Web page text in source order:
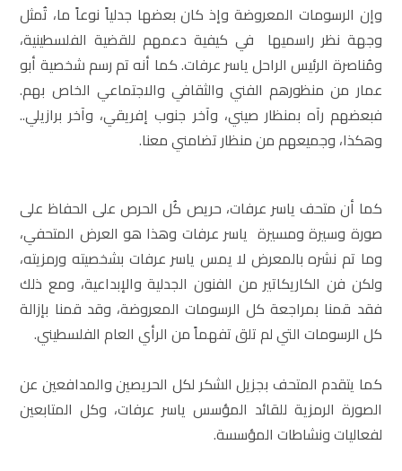
وإن الرسومات المعروضة وإذ كان بعضها جدلياً نوعاً ما، تُمثل
وجهة نظر راسميها في كيفية دعمهم للقضية الفلسطينية،
ومُناصرة الرئيس الراحل ياسر عرفات. كما أنه تم رسم شخصية أبو
عمار من منظورهم الفني والثقافي والاجتماعي الخاص بهم.
فبعضهم رآه بمنظار صيني، وآخر جنوب إفريقي، وآخر برازيلي..
وهكذا، وجميعهم من منظار تضامني معنا.
كما أن متحف ياسر عرفات، حريص كُل الحرص على الحفاظ على
صورة وسيرة ومسيرة ياسر عرفات وهذا هو العرض المتحفي،
وما تم نشره بالمعرض لا يمس ياسر عرفات بشخصيته ورمزيته،
ولكن فن الكاريكاتير من الفنون الجدلية والإبداعية، ومع ذلك
فقد قمنا بمراجعة كل الرسومات المعروضة، وقد قمنا بإزالة
كل الرسومات التي لم تلق تفهماً من الرأي العام الفلسطيني.
كما يتقدم المتحف بجزيل الشكر لكل الحريصين والمدافعين عن
الصورة الرمزية للقائد المؤسس ياسر عرفات، وكل المتابعين
لفعاليات ونشاطات المؤسسة.